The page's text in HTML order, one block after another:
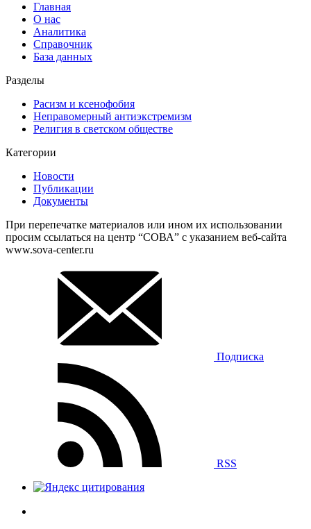
Главная
О нас
Аналитика
Справочник
База данных
Разделы
Расизм и ксенофобия
Неправомерный антиэкстремизм
Религия в светском обществе
Категории
Новости
Публикации
Документы
При перепечатке материалов или ином их использовании
просим ссылаться на центр “СОВА” с указанием веб-сайта
www.sova-center.ru
Подписка
RSS